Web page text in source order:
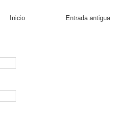
Entrada antigua
Inicio